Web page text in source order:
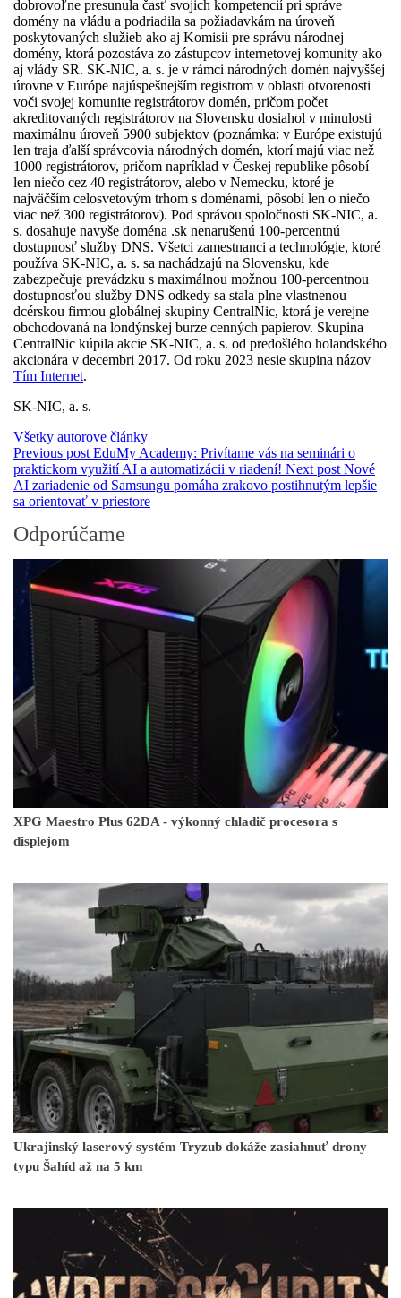
dobrovoľne presunula časť svojich kompetencií pri správe
domény na vládu a podriadila sa požiadavkám na úroveň
poskytovaných služieb ako aj Komisii pre správu národnej
domény, ktorá pozostáva zo zástupcov internetovej komunity ako
aj vlády SR. SK-NIC, a. s. je v rámci národných domén najvyššej
úrovne v Európe najúspešnejším registrom v oblasti otvorenosti
voči svojej komunite registrátorov domén, pričom počet
akreditovaných registrátorov na Slovensku dosiahol v minulosti
maximálnu úroveň 5900 subjektov (poznámka: v Európe existujú
len traja ďalší správcovia národných domén, ktorí majú viac než
1000 registrátorov, pričom napríklad v Českej republike pôsobí
len niečo cez 40 registrátorov, alebo v Nemecku, ktoré je
najväčším celosvetovým trhom s doménami, pôsobí len o niečo
viac než 300 registrátorov). Pod správou spoločnosti SK-NIC, a.
s. dosahuje navyše doména .sk nenarušenú 100-percentnú
dostupnosť služby DNS. Všetci zamestnanci a technológie, ktoré
používa SK-NIC, a. s. sa nachádzajú na Slovensku, kde
zabezpečuje prevádzku s maximálnou možnou 100-percentnou
dostupnosťou služby DNS odkedy sa stala plne vlastnenou
dcérskou firmou globálnej skupiny CentralNic, ktorá je verejne
obchodovaná na londýnskej burze cenných papierov. Skupina
CentralNic kúpila akcie SK-NIC, a. s. od predošlého holandského
akcionára v decembri 2017. Od roku 2023 nesie skupina názov
Tím Internet.
SK-NIC, a. s.
Všetky autorove články
Previous post EduMy Academy: Privítame vás na seminári o
praktickom využití AI a automatizácii v riadení! Next post Nové
AI zariadenie od Samsungu pomáha zrakovo postihnutým lepšie
sa orientovať v priestore
Odporúčame
XPG Maestro Plus 62DA - výkonný chladič procesora s
displejom
Ukrajinský laserový systém Tryzub dokáže zasiahnuť drony
typu Šahíd až na 5 km